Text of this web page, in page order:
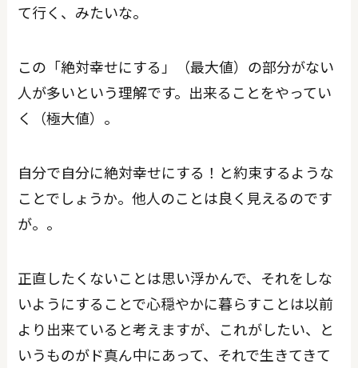
て行く、みたいな。
この「絶対幸せにする」（最大値）の部分がない
人が多いという理解です。出来ることをやってい
く（極大値）。
自分で自分に絶対幸せにする！と約束するような
ことでしょうか。他人のことは良く見えるのです
が。。
正直したくないことは思い浮かんで、それをしな
いようにすることで心穏やかに暮らすことは以前
より出来ていると考えますが、これがしたい、と
いうものがド真ん中にあって、それで生きてきて